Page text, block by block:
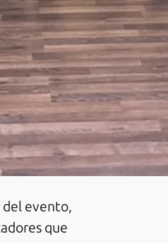
del evento,
que